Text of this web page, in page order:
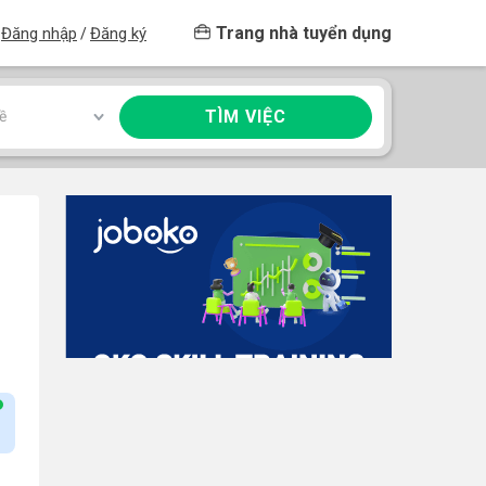
Đăng nhập /Đăng ký Trang nhà tuyển dụng
TÌM VIỆC